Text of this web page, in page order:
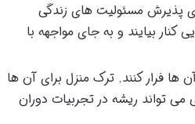
پذیرش مسئولیت های زندگی
بیایند و به جای مواجهه با
فرار کنند. ترک منزل برای آن ها
تواند ریشه در تجربیات دوران